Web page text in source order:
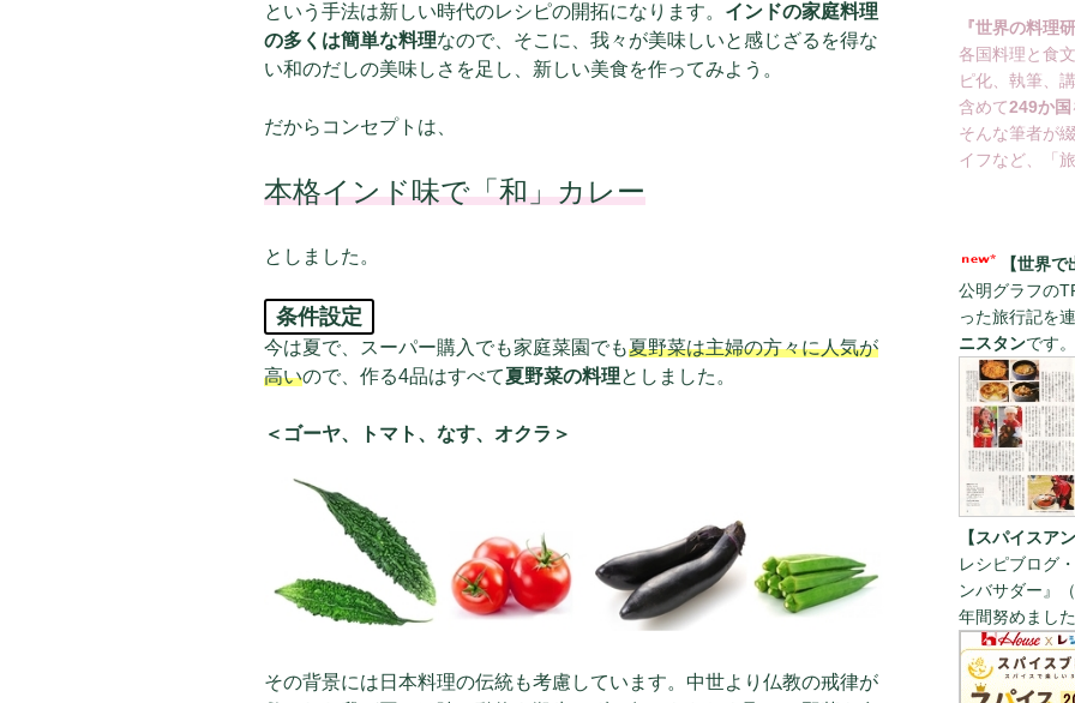
という手法は新しい時代のレシピの開拓になります。 インドの家庭料理
の多くは簡単な料理なので、そこに、我々が美味しいと感じざるを得な
い和のだしの美味しさを足し、新しい美食を作ってみよう。
だからコンセプトは、
本格インド味で「和」カレー
としました。
条件設定
今は夏で、スーパー購入でも家庭菜園でも夏野菜は主婦の方々に人気が
高いので、作る4品はすべて夏野菜の料理としました。
＜ゴーヤ、トマト、なす、オクラ＞
その背景には日本料理の伝統も考慮しています。中世より仏教の戒律が
『世界の料理
各国料理と食
ピ化、執筆、
含めて249か国
そんな筆者が
イフなど、「
【世界
公明グラフの
った旅行記を
ニスタンです。
【スパイスア
レシピブログ
ンバサダー』
年間努めました